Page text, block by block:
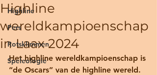
Highline
Pers
Rotsklimmen
Speleologie
Highline
wereldkampioenschap
in Laax 2024
Het highline wereldkampioenschap is
“de Oscars” van de highline wereld.